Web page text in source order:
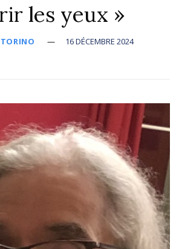
les yeux »
16 DÉCEMBRE 2024